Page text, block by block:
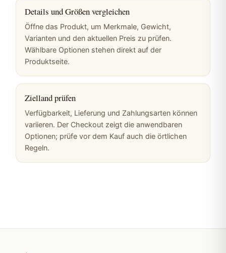
Details und Größen vergleichen
Öffne das Produkt, um Merkmale, Gewicht,
Varianten und den aktuellen Preis zu prüfen.
Wählbare Optionen stehen direkt auf der
Produktseite.
Zielland prüfen
Verfügbarkeit, Lieferung und Zahlungsarten können
variieren. Der Checkout zeigt die anwendbaren
Optionen; prüfe vor dem Kauf auch die örtlichen
Regeln.